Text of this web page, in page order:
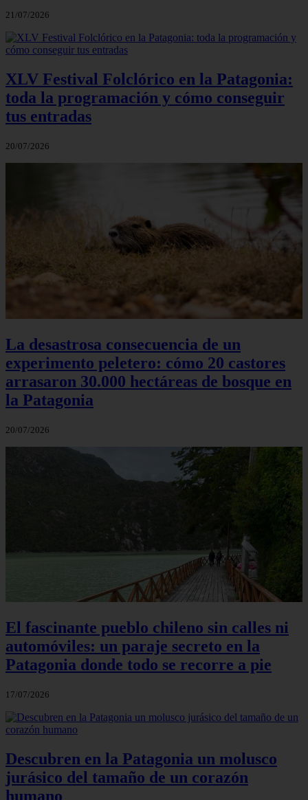
21/07/2026
XLV Festival Folclórico en la Patagonia:
toda la programación y cómo conseguir
tus entradas
20/07/2026
La desastrosa consecuencia de un
experimento peletero: cómo 20 castores
arrasaron 30.000 hectáreas de bosque en
la Patagonia
20/07/2026
El fascinante pueblo chileno sin calles ni
automóviles: un paraje secreto en la
Patagonia donde todo se recorre a pie
17/07/2026
Descubren en la Patagonia un molusco
jurásico del tamaño de un corazón
humano